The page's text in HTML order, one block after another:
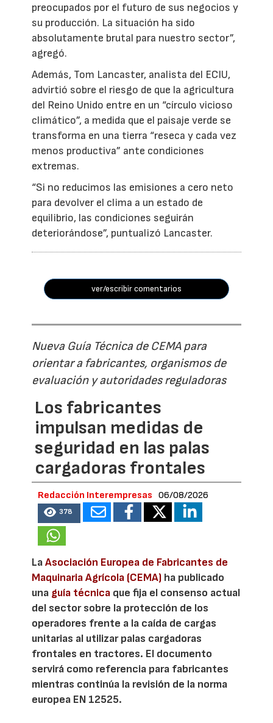
preocupados por el futuro de sus negocios y
su producción. La situación ha sido
absolutamente brutal para nuestro sector”,
agregó.
Además, Tom Lancaster, analista del ECIU,
advirtió sobre el riesgo de que la agricultura
del Reino Unido entre en un “círculo vicioso
climático”, a medida que el paisaje verde se
transforma en una tierra “reseca y cada vez
menos productiva” ante condiciones
extremas.
“Si no reducimos las emisiones a cero neto
para devolver el clima a un estado de
equilibrio, las condiciones seguirán
deteriorándose”, puntualizó Lancaster.
ver/escribir comentarios
Nueva Guía Técnica de CEMA para
orientar a fabricantes, organismos de
evaluación y autoridades reguladoras
Los fabricantes
impulsan medidas de
seguridad en las palas
cargadoras frontales
Redacción Interempresas 06/08/2026
378
LaAsociación Europea de Fabricantes de
Maquinaria Agrícola (CEMA) ha publicado
una guía técnica que fija el consenso actual
del sector sobre la protección de los
operadores frente a la caída de cargas
unitarias al utilizar palas cargadoras
frontales en tractores. El documento
servirá como referencia para fabricantes
mientras continúa la revisión de la norma
europea EN 12525.